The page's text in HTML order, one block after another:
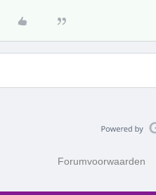
Forumvoorwaarden